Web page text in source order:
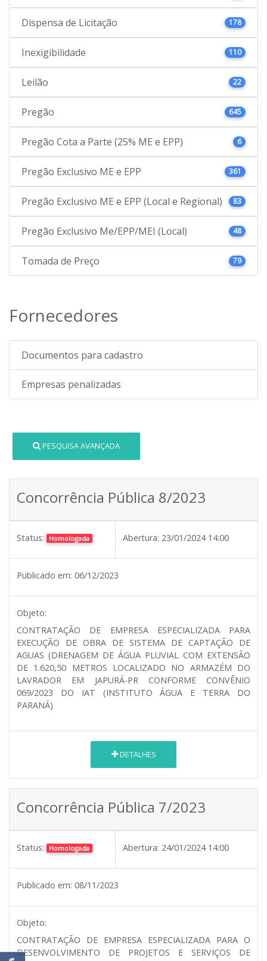
Dispensa de Licitação 178
Inexigibilidade 110
Leilão 22
Pregão 645
Pregão Cota a Parte (25% ME e EPP) 6
Pregão Exclusivo ME e EPP 361
Pregão Exclusivo ME e EPP (Local e Regional) 83
Pregão Exclusivo Me/EPP/MEI (Local) 48
Tomada de Preço 79
Fornecedores
Documentos para cadastro
Empresas penalizadas
PESQUISA AVANÇADA
Concorrência Pública 8/2023
Status: Homologada Abertura: 23/01/2024 14:00
Publicado em: 06/12/2023
Objeto:
CONTRATAÇÃO DE EMPRESA ESPECIALIZADA PARA
EXECUÇÃO DE OBRA DE SISTEMA DE CAPTAÇÃO DE
AGUAS (DRENAGEM DE ÁGUA PLUVIAL COM EXTENSÃO
DE 1.620,50 METROS LOCALIZADO NO ARMAZÉM DO
LAVRADOR EM JAPURÁ-PR CONFORME CONVÊNIO
069/2023 DO IAT (INSTITUTO ÁGUA E TERRA DO
PARANÁ)
DETALHES
Concorrência Pública 7/2023
Status: Homologada Abertura: 24/01/2024 14:00
Publicado em: 08/11/2023
Objeto:
CONTRATAÇÃO DE EMPRESA ESPECIALIZADA PARA O
DESENVOLVIMENTO DE PROJETOS E SERVIÇOS DE